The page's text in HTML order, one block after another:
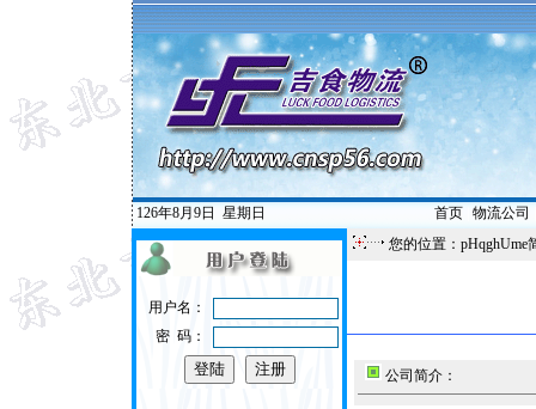
126年8月9日 星期日 首页| 物流公司
用户名：
密 码：
您的位置：pHqghUme
公司简介：